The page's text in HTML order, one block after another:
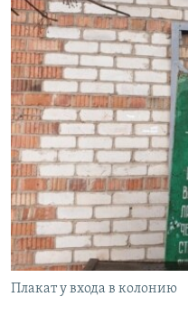
Плакат у входа в колонию